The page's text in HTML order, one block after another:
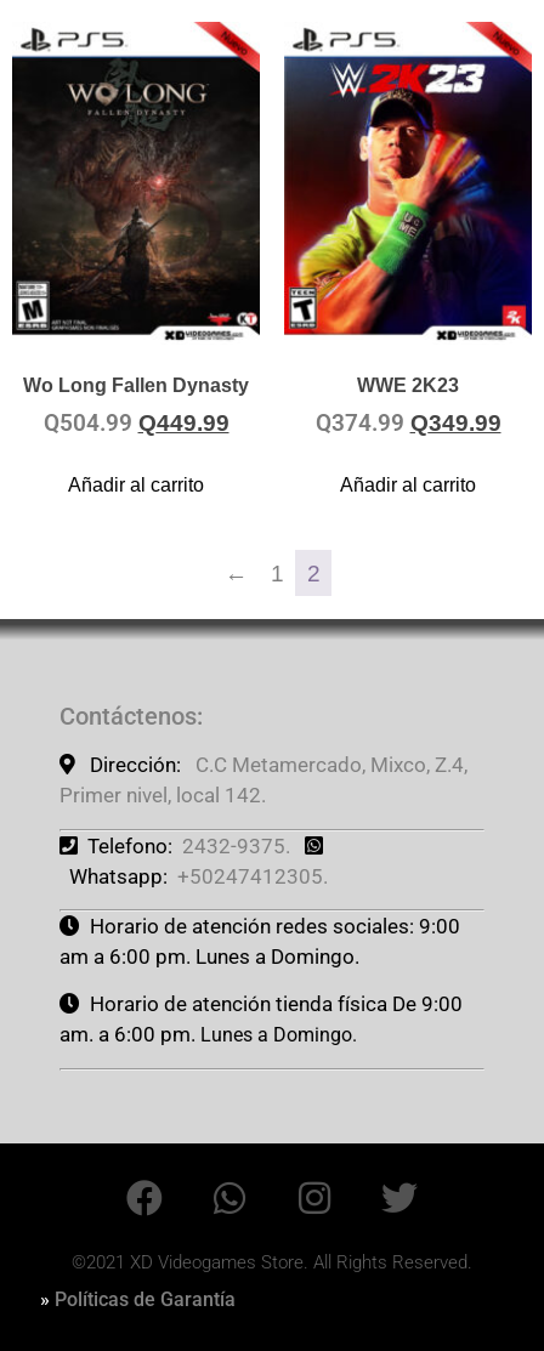
Wo Long Fallen Dynasty
Q504.99 Q449.99
Añadir al carrito
WWE 2K23
Q374.99 Q349.99
Añadir al carrito
← 1 2
Contáctenos:
Dirección:
C.C Metamercado, Mixco, Z.4,
Primer nivel, local 142.
Telefono: 2432-9375.
Whatsapp: +50247412305.
Horario de atención redes sociales: 9:00
am a 6:00 pm. Lunes a Domingo.
Horario de atención tienda física De 9:00
am. a 6:00 pm. Lunes a Domingo.
©2021 XD Videogames Store. All Rights Reserved.
» Políticas de Garantía